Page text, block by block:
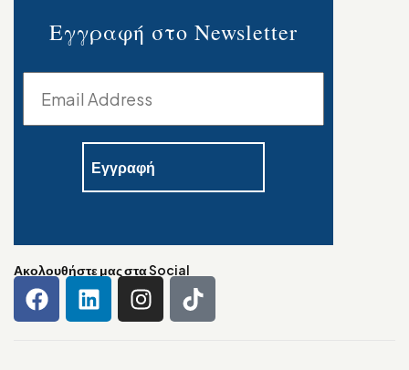
Εγγραφή στο Newsletter
Ακολουθήστε μας στα Social